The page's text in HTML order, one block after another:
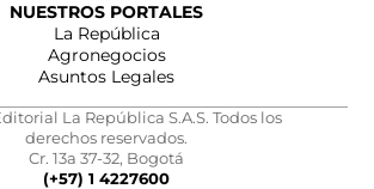
NUESTROS PORTALES
La República
Agronegocios
Asuntos Legales
La República S.A.S. Todos los
derechos reservados.
Cr. 13a 37-32, Bogotá
(+57) 1 4227600